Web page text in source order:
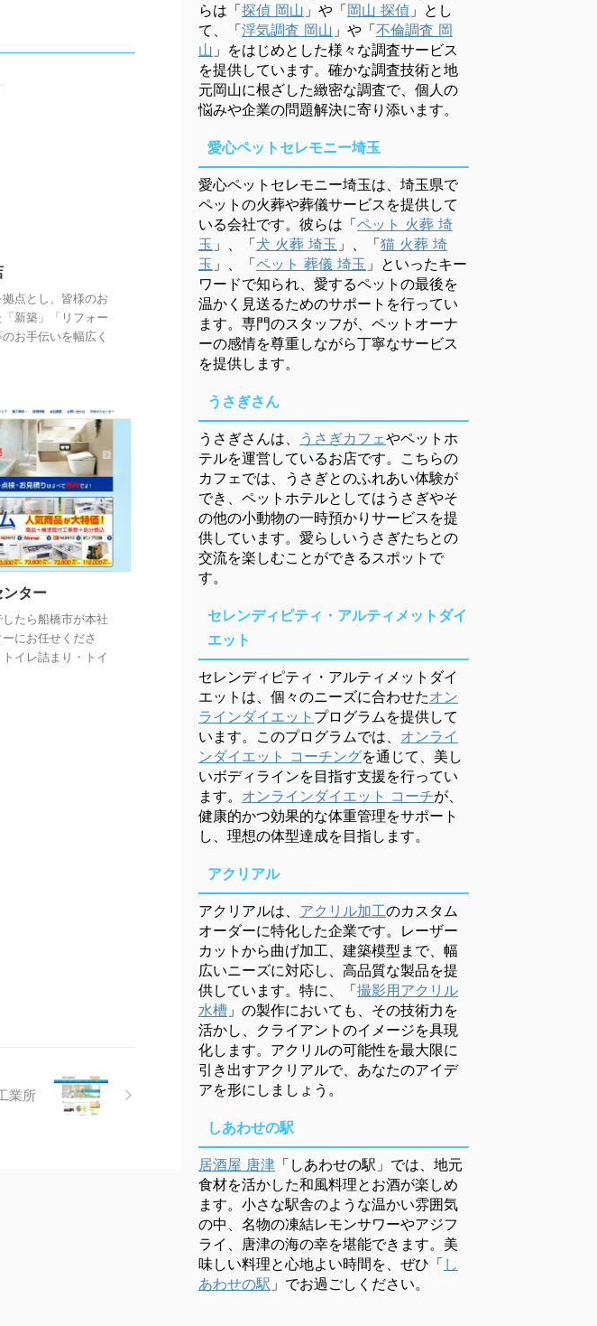
点とし、皆様のお
新築」「リフォー
お手伝いを幅広く
ター
たら船橋市が本社
にお任せくださ
イレ詰まり・トイ
業所
らは「探偵 岡山 」や「岡山 探偵 」とし
て、「浮気調査 岡山 」や「不倫調査 岡
山 」をはじめとした様々な調査サービス
を提供しています。確かな調査技術と地
元岡山に根ざした緻密な調査で、個人の
悩みや企業の問題解決に寄り添います。
愛心ペットセレモニー埼玉
愛心ペットセレモニー埼玉は、埼玉県で
ペットの火葬や葬儀サービスを提供して
いる会社です。彼らは「ペット 火葬 埼
玉 」、「犬 火葬 埼玉 」、「猫 火葬 埼
玉 」、「ペット 葬儀 埼玉 」といったキー
ワードで知られ、愛するペットの最後を
温かく見送るためのサポートを行ってい
ます。専門のスタッフが、ペットオーナ
ーの感情を尊重しながら丁寧なサービス
を提供します。
うさぎさん
うさぎさんは、 うさぎカフェやペットホ
テルを運営しているお店です。こちらの
カフェでは、うさぎとのふれあい体験が
でき、ペットホテルとしてはうさぎやそ
の他の小動物の一時預かりサービスを提
供しています。愛らしいうさぎたちとの
交流を楽しむことができるスポットで
す。
セレンディピティ・アルティメットダイ
エット
セレンディピティ・アルティメットダイ
エットは、個々のニーズに合わせたオン
ラインダイエット プログラムを提供して
います。このプログラムでは、 オンライ
ンダイエット コーチングを通じて、美し
いボディラインを目指す支援を行ってい
ます。 オンラインダイエット コーチが、
健康的かつ効果的な体重管理をサポート
し、理想の体型達成を目指します。
アクリアル
アクリアルは、 アクリル加工のカスタム
オーダーに特化した企業です。レーザー
カットから曲げ加工、建築模型まで、幅
広いニーズに対応し、高品質な製品を提
供しています。特に、「撮影用アクリル
水槽 」の製作においても、その技術力を
活かし、クライアントのイメージを具現
化します。アクリルの可能性を最大限に
引き出すアクリアルで、あなたのアイデ
アを形にしましょう。
しあわせの駅
居酒屋 唐津 「しあわせの駅」では、地元
食材を活かした和風料理とお酒が楽しめ
ます。小さな駅舎のような温かい雰囲気
の中、名物の凍結レモンサワーやアジフ
ライ、唐津の海の幸を堪能できます。美
味しい料理と心地よい時間を、ぜひ「 し
あわせの駅 」でお過ごしください。